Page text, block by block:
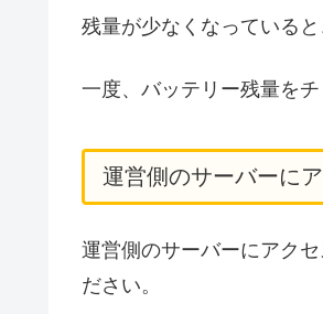
残量が少なくなっている
一度、バッテリー残量を
運営側のサーバーに
運営側のサーバーにアク
ださい。